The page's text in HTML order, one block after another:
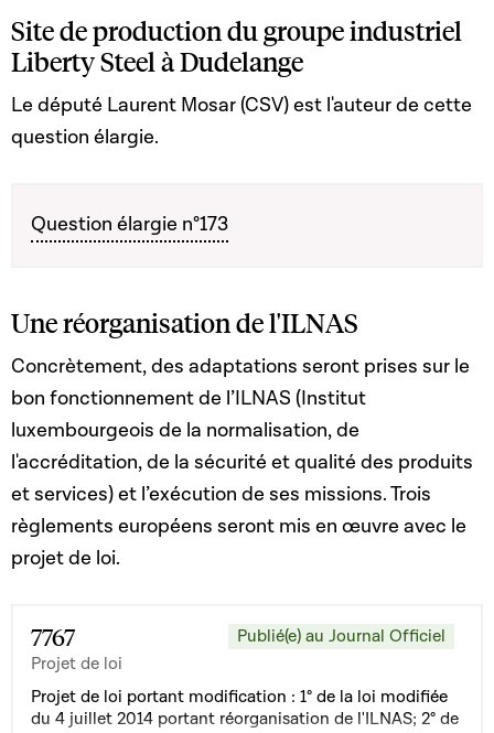
Site de production du groupe industriel
Liberty Steel à Dudelange
Le député Laurent Mosar (CSV) est l'auteur de cette
question élargie.
Question élargie n°173
Une réorganisation de l'ILNAS
Concrètement, des adaptations seront prises sur le
bon fonctionnement de l’ILNAS (Institut
luxembourgeois de la normalisation, de
l'accréditation, de la sécurité et qualité des produits
et services) et l’exécution de ses missions. Trois
règlements européens seront mis en œuvre avec le
projet de loi.
7767
Projet de loi
Publié(e) au Journal Officiel
Projet de loi portant modification : 1° de la loi modifiée
du 4 juillet 2014 portant réorganisation de l'ILNAS; 2° de